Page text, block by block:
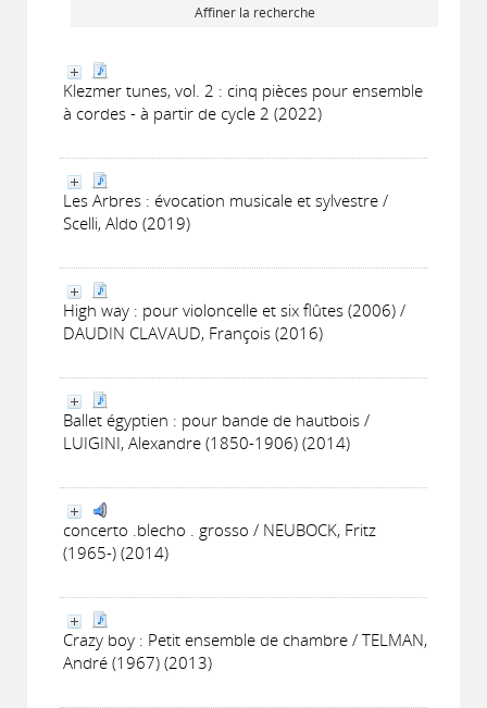
Affiner la recherche
Klezmer tunes, vol. 2 : cinq pièces pour ensemble
à cordes - à partir de cycle 2 (2022)
Les Arbres : évocation musicale et sylvestre /
Scelli, Aldo (2019)
High way : pour violoncelle et six flûtes (2006) /
DAUDIN CLAVAUD, François (2016)
Ballet égyptien : pour bande de hautbois /
LUIGINI, Alexandre (1850-1906) (2014)
concerto .blecho . grosso / NEUBOCK, Fritz
(1965-) (2014)
Crazy boy : Petit ensemble de chambre / TELMAN,
André (1967) (2013)